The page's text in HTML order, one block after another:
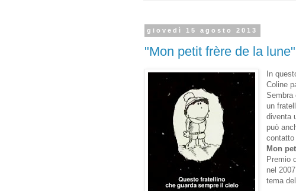
giovedì 15 agosto 2013
"Mon petit frère de la
In
Coline
Sembra
un
diventa
può
contatto
Mon
Premio
nel
tema